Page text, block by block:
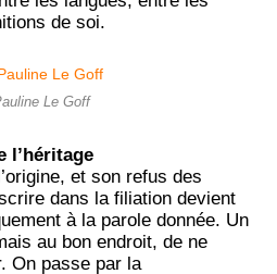
de soi.
Le Goff
l’héritage
et son refus des
dans la filiation devient
à la parole donnée. Un
au bon endroit, de ne
On passe par la